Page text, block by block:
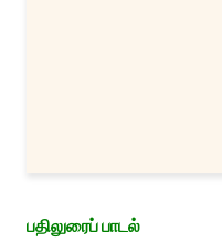
பதிலுரைப் பாடல்